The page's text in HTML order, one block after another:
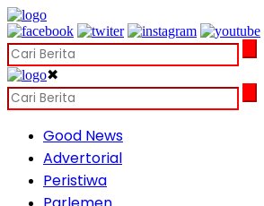
✖
Good News
Advertorial
Peristiwa